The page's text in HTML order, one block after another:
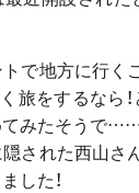
で地方に行く
旅をするなら
みたそうで
された西山さ
した！